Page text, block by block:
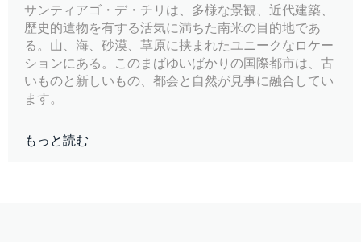
サンティアゴ・デ・チリは、多様な景観、近代建築、
歴史的遺物を有する活気に満ちた南米の目的地であ
る。山、海、砂漠、草原に挟まれたユニークなロケー
ションにある。このまばゆいばかりの国際都市は、古
いものと新しいもの、都会と自然が見事に融合してい
ます。
もっと読む